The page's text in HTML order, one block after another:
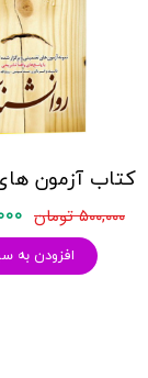
۵۰۰,۰۰۰ تومان
افزودن به